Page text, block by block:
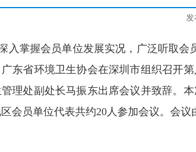
入掌握会员单位发展实况，广泛听取
广东省环境卫生协会在深圳市组织召开
理处副处长马振东出席会议并致辞。
会员单位代表共约20人参加会议。会议